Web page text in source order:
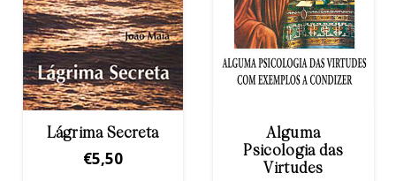
Lágrima Secreta
€5,50
Alguma
Psicologia das
Virtudes